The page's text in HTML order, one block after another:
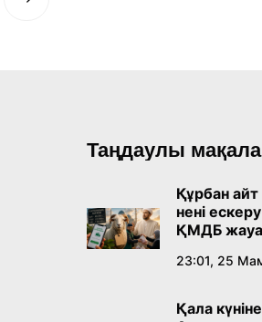
Таңдаулы мақала
Құрбан айт
нені
ҚМДБ
23:01, 25
Қала